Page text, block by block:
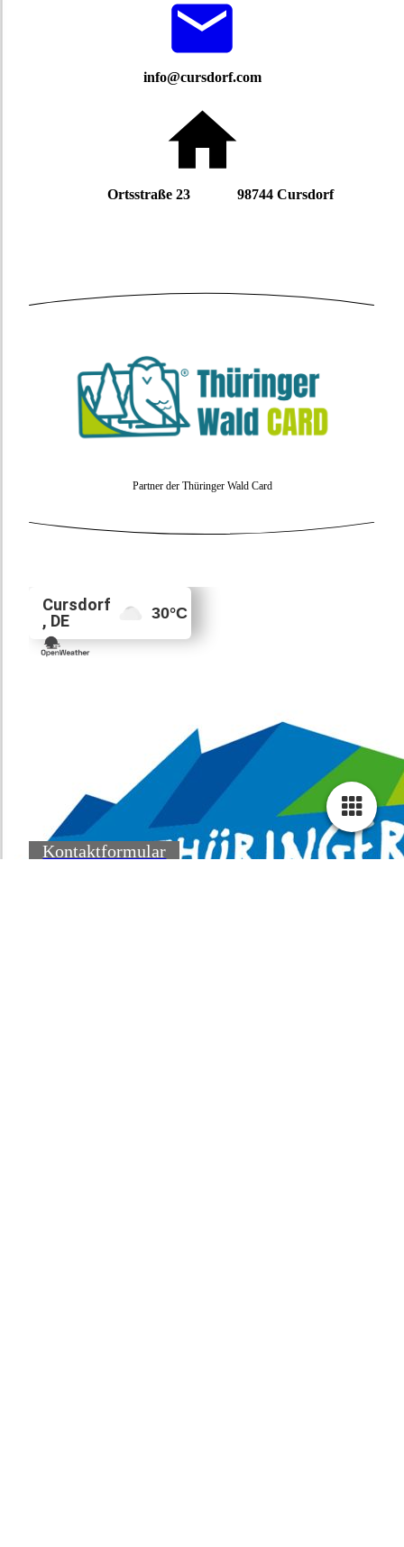
info@cursdorf.com
Ortsstraße 23 98744 Cursdorf
Partner der Thüringer Wald Card
Kontaktformular